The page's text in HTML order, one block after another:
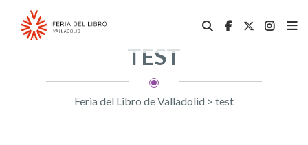
TEST
Feria del Libro de Valladolid > test